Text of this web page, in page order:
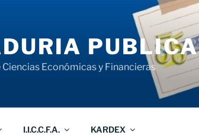
PUBLICA
Económicas y Financieras
I.I.C.C.F.A. KARDEX